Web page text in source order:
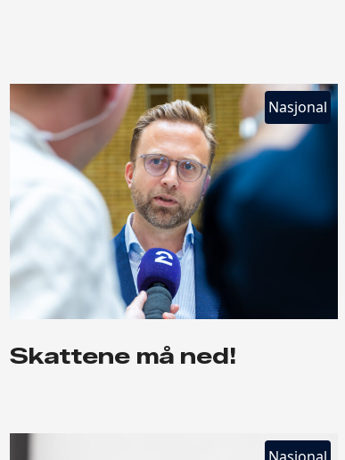
Nasjonal
Skattene må ned!